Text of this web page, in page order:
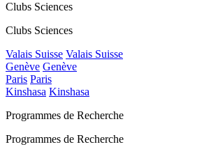
Clubs Sciences
Clubs Sciences
Valais Suisse Valais Suisse
Genève Genève
Paris Paris
Kinshasa Kinshasa
Programmes de Recherche
Programmes de Recherche